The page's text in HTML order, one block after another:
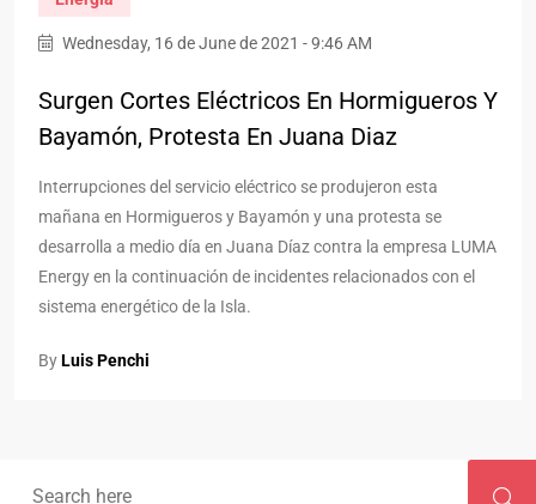
Wednesday, 16 de June de 2021 - 9:46 AM
Surgen Cortes Eléctricos En Hormigueros Y
Bayamón, Protesta En Juana Diaz
Interrupciones del servicio eléctrico se produjeron esta
mañana en Hormigueros y Bayamón y una protesta se
desarrolla a medio día en Juana Díaz contra la empresa LUMA
Energy en la continuación de incidentes relacionados con el
sistema energético de la Isla.
ByLuis Penchi